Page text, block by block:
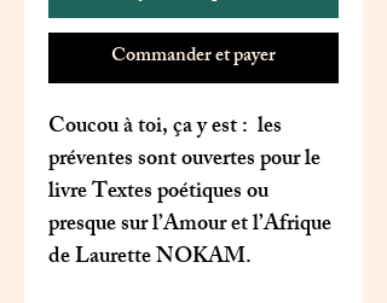
Commander et payer
Coucou à toi, ça y est : les
préventes sont ouvertes pour le
livreTextes poétiques ou
presque sur l’Amour et l’Afrique
de Laurette NOKAM.